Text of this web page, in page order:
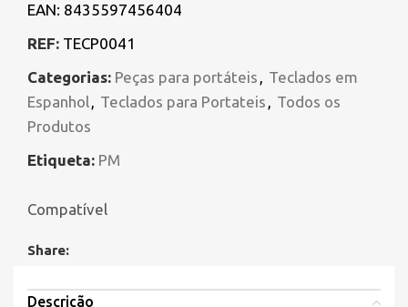
EAN: 8435597456404
REF: TECP0041
Categorias: Peças para portáteis , Teclados em
Espanhol, Teclados para Portateis , Todos os
Produtos
Etiqueta: PM
Compatível
Share:
Descrição